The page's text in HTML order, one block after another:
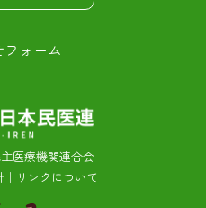
ォーム
医療機関連合会
｜ リンクについて